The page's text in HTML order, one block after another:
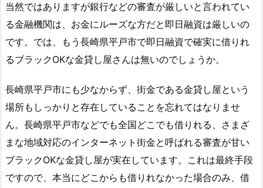
当然ではありますが銀行などの審査が厳しいと言われてい
る金融機関は、お金にルーズな方だと即日融資は厳しいの
です。では、もう長崎県平戸市で即日融資で確実に借りれ
るブラックOKな金貸し屋さんは無いのでしょうか。
長崎県平戸市にも少なからず、街金である金貸し屋という
場所もしっかりと存在していることを忘れてはなりませ
ん。長崎県平戸市などでも全国どこでも借りれる、さまざ
まな地域対応のインターネット街金と呼ばれる審査が甘い
ブラックOKな金貸し屋が実在しています。これは最終手段
ですので、本当にどこからも借りれなかった場合のみ、借